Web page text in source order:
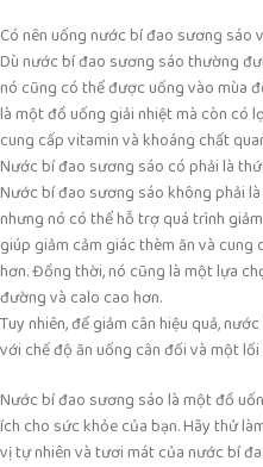
Có nên uống nước bí đao sương sáo
Dù nước bí đao sương sáo thường
nó cũng có thể được uống vào mùa
là một đồ uống giải nhiệt mà còn có
cung cấp vitamin và khoáng chất
Nước bí đao sương sáo có phải là
Nước bí đao sương sáo không phải
nhưng nó có thể hỗ trợ quá trình
giúp giảm cảm giác thèm ăn và
hơn. Đồng thời, nó cũng là một lựa
đường và calo cao hơn.
Tuy nhiên, để giảm cân hiệu quả,
với chế độ ăn uống cân đối và một
Nước bí đao sương sáo là một đồ
ích cho sức khỏe của bạn. Hãy thử
vị tự nhiên và tươi mát của nước bí